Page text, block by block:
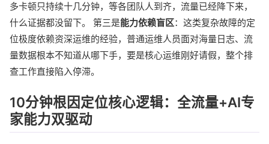
多卡顿只持续十几分钟，等各团队人到齐，流量已经降下来，
什么证据都没留下。 第三是能力依赖盲区：这类复杂故障的定
位极度依赖资深运维的经验，普通运维人员面对海量日志、流
量数据根本不知道从哪下手，要是核心运维刚好请假，整个排
查工作直接陷入停滞。
10分钟根因定位核心逻辑：全流量+AI专
家能力双驱动